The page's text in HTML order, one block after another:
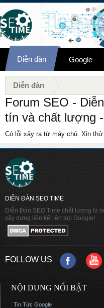
Diễn đàn Google
Diễn đàn
Forum SEO -
tín và chất lượng
Có lỗi xảy ra từ máy chủ. Xin thử
DIỄN ĐÀN SEO TIME
Diễn Đàn SEO Time chất lượng là
xây dựng liên kết lên top Google!
FOLLOW US
NỘI DUNG NỔI BẬT
Tin Tức Google